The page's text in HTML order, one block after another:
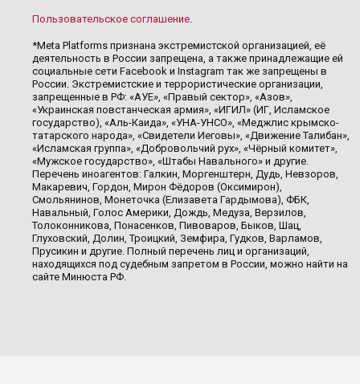
Пользовательское соглашение.
*Meta Platforms признана экстремистской организацией, её
деятельность в России запрещена, а также принадлежащие ей
социальные сети Facebook и Instagram так же запрещены в
России. Экстремистские и террористические организации,
запрещенные в РФ: «АУЕ», «Правый сектор», «Азов»,
«Украинская повстанческая армия», «ИГИЛ» (ИГ, Исламское
государство), «Аль-Каида», «УНА-УНСО», «Меджлис крымско-
татарского народа», «Свидетели Иеговы», «Движение Талибан»,
«Исламская группа», «Добровольчий рух», «Чёрный комитет»,
«Мужское государство», «Штабы Навального» и другие.
Перечень иноагентов: Галкин, Моргенштерн, Дудь, Невзоров,
Макаревич, Гордон, Мирон Фёдоров (Оксимирон),
Смольянинов, Монеточка (Елизавета Гардымова), ФБК,
Навальный, Голос Америки, Дождь, Медуза, Верзилов,
Толоконникова, Понасенков, Пивоваров, Быков, Шац,
Глуховский, Долин, Троицкий, Земфира, Гудков, Варламов,
Прусикин и другие. Полный перечень лиц и организаций,
находящихся под судебным запретом в России, можно найти на
сайте Минюста РФ.